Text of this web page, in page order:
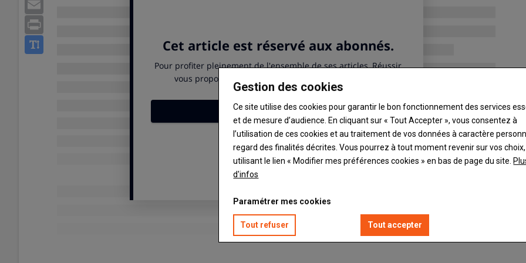
Gestion des cookies
Ce site utilise des cookies pour garantir le bon fonctionnement des services
et de mesure d’audience. En cliquant sur « Tout Accepter », vous consentez à
l’utilisation de ces cookies et au traitement de vos données à caractère
regard des finalités décrites. Vous pourrez à tout moment revenir sur vos
utilisant le lien « Modifier mes préférences cookies » en bas de page du site.
d'infos
Paramétrer mes cookies
Tout refuser Tout accepter